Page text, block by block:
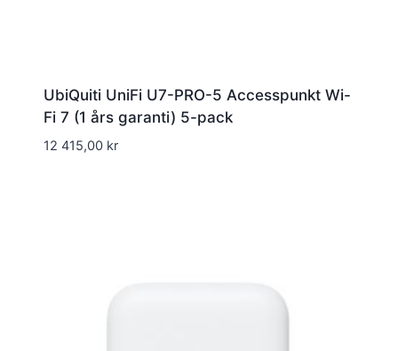
UbiQuiti UniFi U7-PRO-5 Accesspunkt Wi-
Fi 7 (1 års garanti) 5-pack
12 415,00 kr